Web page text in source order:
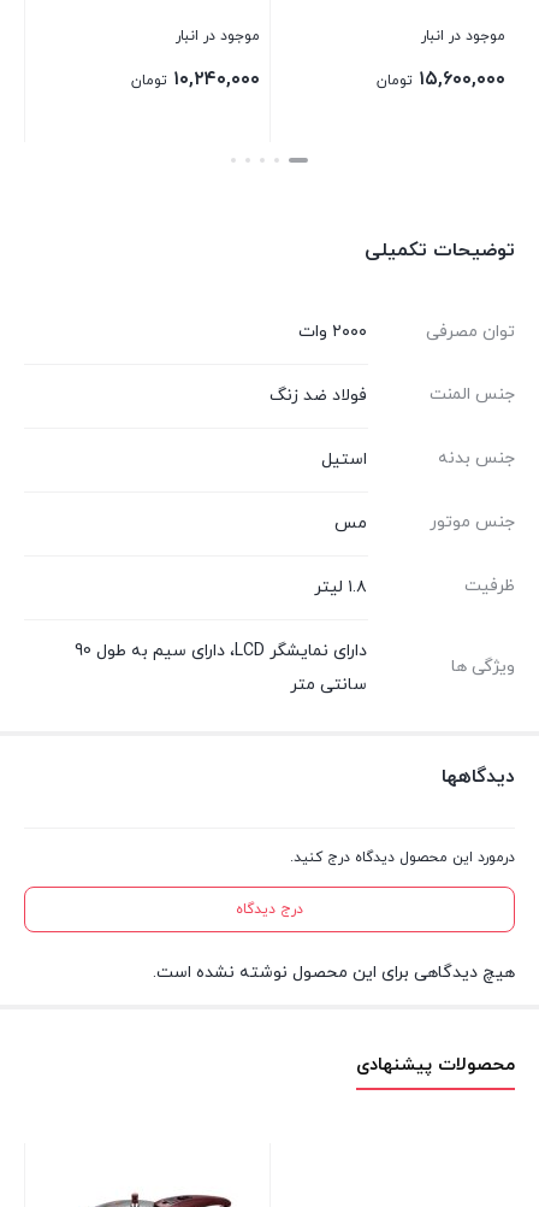
۱۰,۲۴۰,۰۰۰ ۹,۶۰۰,۰۰۰
توضیحات تکمیلی
توان مصرفی ۲۰۰۰ وات
جنس المنت فولاد ضد زنگ
جنس بدنه استیل
جنس موتور مس
ظرفیت ۱.۸ لیتر
ویژگی ها
دارای نمایشگر LCD، دارای سیم به طول 90
سانتی متر
دیدگاهها
درمورد این محصول دیدگاه درج کنید.
درج دیدگاه
هیچ دیدگاهی برای این محصول نوشته نشده است.
محصولات پیشنهادی